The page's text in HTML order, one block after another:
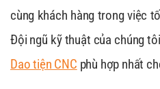
cùng khách hàng trong việc
Đội ngũ kỹ thuật của chúng
Dao tiện CNC phù hợp nhất